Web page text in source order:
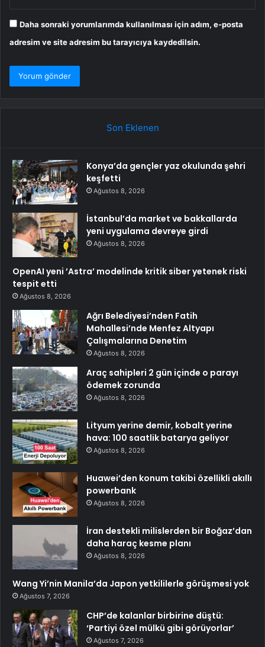
Daha sonraki yorumlarımda kullanılması için adım, e-posta
adresim ve site adresim bu tarayıcıya kaydedilsin.
Son Eklenen
Konya’da gençler yaz okulunda şehri
keşfetti
Ağustos 8, 2026
İstanbul’da market ve bakkallarda
yeni uygulama devreye girdi
Ağustos 8, 2026
OpenAI yeni ’Astra’ modelinde kritik siber yetenek riski
tespit etti
Ağustos 8, 2026
Ağrı Belediyesi’nden Fatih
Mahallesi’nde Menfez Altyapı
Çalışmalarına Denetim
Ağustos 8, 2026
Araç sahipleri 2 gün içinde o parayı
ödemek zorunda
Ağustos 8, 2026
Lityum yerine demir, kobalt yerine
hava: 100 saatlik batarya geliyor
Ağustos 8, 2026
Huawei’den konum takibi özellikli akıllı
powerbank
Ağustos 8, 2026
İran destekli milislerden bir Boğaz’dan
daha haraç kesme planı
Ağustos 8, 2026
Wang Yi’nin Manila’da Japon yetkililerle görüşmesi yok
Ağustos 7, 2026
CHP’de kalanlar birbirine düştü:
‘Partiyi özel mülkü gibi görüyorlar’
Ağustos 7, 2026